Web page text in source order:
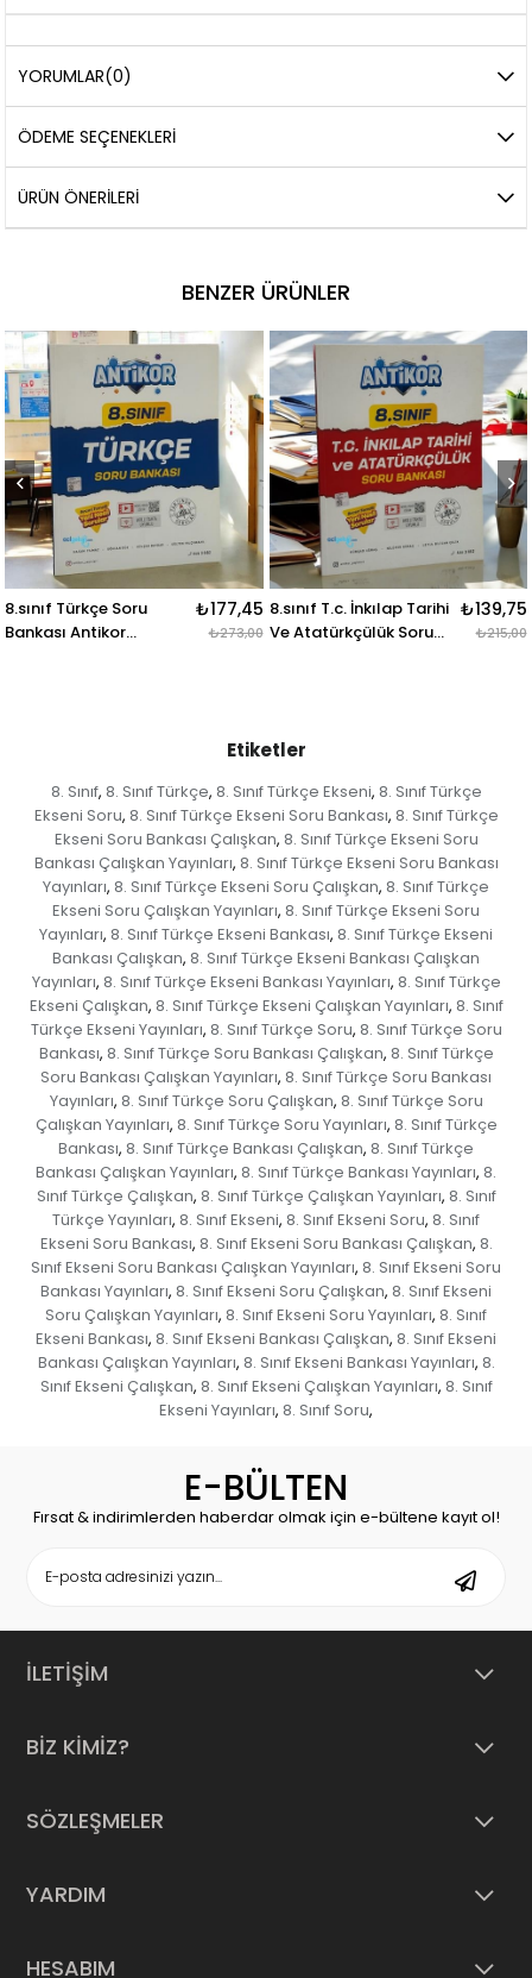
YORUMLAR(0)
ÖDEME SEÇENEKLERI
ÜRÜN ÖNERILERI
BENZER ÜRÜNLER
₺177,45
₺273,00
8.sınıf T.c. İnkılap Tarihi
Ve Atatürkçülük Soru
₺139,75
₺215,00
8.sınıf Matematik Soru
Bankası Antikor
Etiketler
8. Sınıf, 8. Sınıf Türkçe, 8. Sınıf Türkçe Ekseni, 8. Sınıf Türkçe
Ekseni Soru, 8. Sınıf Türkçe Ekseni Soru Bankası, 8. Sınıf Türkçe
Ekseni Soru Bankası Çalışkan, 8. Sınıf Türkçe Ekseni Soru
Bankası Çalışkan Yayınları, 8. Sınıf Türkçe Ekseni Soru Bankası
Yayınları, 8. Sınıf Türkçe Ekseni Soru Çalışkan, 8. Sınıf Türkçe
Ekseni Soru Çalışkan Yayınları, 8. Sınıf Türkçe Ekseni Soru
Yayınları, 8. Sınıf Türkçe Ekseni Bankası, 8. Sınıf Türkçe Ekseni
Bankası Çalışkan, 8. Sınıf Türkçe Ekseni Bankası Çalışkan
Yayınları, 8. Sınıf Türkçe Ekseni Bankası Yayınları, 8. Sınıf Türkçe
Ekseni Çalışkan, 8. Sınıf Türkçe Ekseni Çalışkan Yayınları, 8. Sınıf
Türkçe Ekseni Yayınları, 8. Sınıf Türkçe Soru, 8. Sınıf Türkçe Soru
Bankası, 8. Sınıf Türkçe Soru Bankası Çalışkan, 8. Sınıf Türkçe
Soru Bankası Çalışkan Yayınları, 8. Sınıf Türkçe Soru Bankası
Yayınları, 8. Sınıf Türkçe Soru Çalışkan, 8. Sınıf Türkçe Soru
Çalışkan Yayınları, 8. Sınıf Türkçe Soru Yayınları, 8. Sınıf Türkçe
Bankası, 8. Sınıf Türkçe Bankası Çalışkan, 8. Sınıf Türkçe
Bankası Çalışkan Yayınları, 8. Sınıf Türkçe Bankası Yayınları, 8.
Sınıf Türkçe Çalışkan, 8. Sınıf Türkçe Çalışkan Yayınları, 8. Sınıf
Türkçe Yayınları, 8. Sınıf Ekseni, 8. Sınıf Ekseni Soru, 8. Sınıf
Ekseni Soru Bankası, 8. Sınıf Ekseni Soru Bankası Çalışkan, 8.
Sınıf Ekseni Soru Bankası Çalışkan Yayınları, 8. Sınıf Ekseni Soru
Bankası Yayınları, 8. Sınıf Ekseni Soru Çalışkan, 8. Sınıf Ekseni
Soru Çalışkan Yayınları, 8. Sınıf Ekseni Soru Yayınları, 8. Sınıf
Ekseni Bankası, 8. Sınıf Ekseni Bankası Çalışkan, 8. Sınıf Ekseni
Bankası Çalışkan Yayınları, 8. Sınıf Ekseni Bankası Yayınları, 8.
Sınıf Ekseni Çalışkan, 8. Sınıf Ekseni Çalışkan Yayınları, 8. Sınıf
Ekseni Yayınları, 8. Sınıf Soru,
E-BÜLTEN
Fırsat & indirimlerden haberdar olmak için e-bültene kayıt ol!
İLETİŞİM
BİZ KİMİZ?
SÖZLEŞMELER
YARDIM
HESABIM